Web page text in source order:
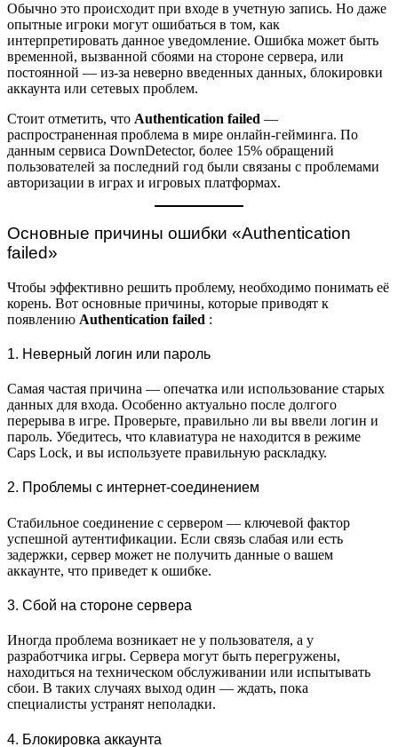
Обычно это происходит при входе в учетную запись. Но даже
опытные игроки могут ошибаться в том, как
интерпретировать данное уведомление. Ошибка может быть
временной, вызванной сбоями на стороне сервера, или
постоянной — из-за неверно введенных данных, блокировки
аккаунта или сетевых проблем.
Стоит отметить, что Authentication failed —
распространенная проблема в мире онлайн-гейминга. По
данным сервиса DownDetector, более 15% обращений
пользователей за последний год были связаны с проблемами
авторизации в играх и игровых платформах.
Основные причины ошибки «Authentication
failed»
Чтобы эффективно решить проблему, необходимо понимать её
корень. Вот основные причины, которые приводят к
появлению Authentication failed :
1. Неверный логин или пароль
Самая частая причина — опечатка или использование старых
данных для входа. Особенно актуально после долгого
перерыва в игре. Проверьте, правильно ли вы ввели логин и
пароль. Убедитесь, что клавиатура не находится в режиме
Caps Lock, и вы используете правильную раскладку.
2. Проблемы с интернет-соединением
Стабильное соединение с сервером — ключевой фактор
успешной аутентификации. Если связь слабая или есть
задержки, сервер может не получить данные о вашем
аккаунте, что приведет к ошибке.
3. Сбой на стороне сервера
Иногда проблема возникает не у пользователя, а у
разработчика игры. Сервера могут быть перегружены,
находиться на техническом обслуживании или испытывать
сбои. В таких случаях выход один — ждать, пока
специалисты устранят неполадки.
4. Блокировка аккаунта